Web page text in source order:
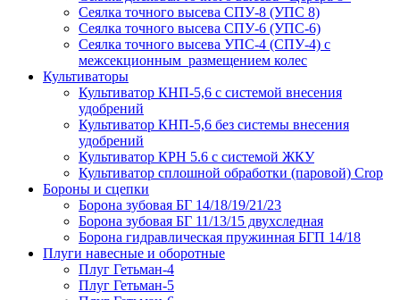
Сеялка точного высева СПУ-8 (УПС 8)
Сеялка точного высева СПУ-6 (УПС-6)
Сеялка точного высева УПС-4 (СПУ-4) с
межсекционным размещением колес
Культиваторы
Культиватор КНП-5,6 с системой внесения
удобрений
Культиватор КНП-5,6 без системы внесения
удобрений
Культиватор КРН 5.6 с системой ЖКУ
Культиватор сплошной обработки (паровой) Crop
Бороны и сцепки
Борона зубовая БГ 14/18/19/21/23
Борона зубовая БГ 11/13/15 двухследная
Борона гидравлическая пружинная БГП 14/18
Плуги навесные и оборотные
Плуг Гетьман-4
Плуг Гетьман-5